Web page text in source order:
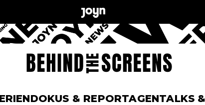
DOKUS & REPORTAGENTALKS